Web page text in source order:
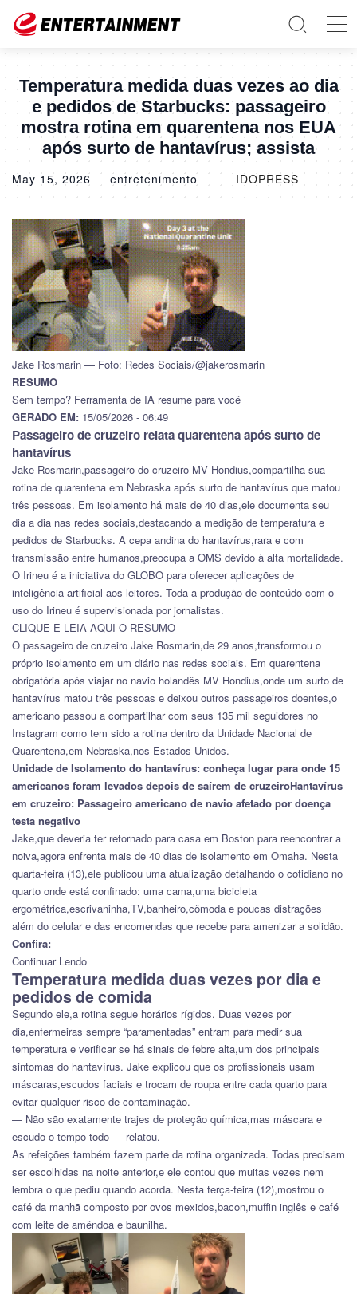
Temperatura medida duas vezes ao dia
e pedidos de Starbucks: passageiro
mostra rotina em quarentena nos EUA
após surto de hantavírus; assista
May 15, 2026 entretenimento IDOPRESS
Jake Rosmarin — Foto: Redes Sociais/@jakerosmarin
RESUMO
Sem tempo? Ferramenta de IA resume para você
GERADO EM: 15/05/2026 - 06:49
Passageiro de cruzeiro relata quarentena após surto de
hantavírus
Jake Rosmarin,passageiro do cruzeiro MV Hondius,compartilha sua
rotina de quarentena em Nebraska após surto de hantavírus que matou
três pessoas. Em isolamento há mais de 40 dias,ele documenta seu
dia a dia nas redes sociais,destacando a medição de temperatura e
pedidos de Starbucks. A cepa andina do hantavírus,rara e com
transmissão entre humanos,preocupa a OMS devido à alta mortalidade.
O Irineu é a iniciativa do GLOBO para oferecer aplicações de
inteligência artificial aos leitores. Toda a produção de conteúdo com o
uso do Irineu é supervisionada por jornalistas.
CLIQUE E LEIA AQUI O RESUMO
O passageiro de cruzeiro Jake Rosmarin,de 29 anos,transformou o
próprio isolamento em um diário nas redes sociais. Em quarentena
obrigatória após viajar no navio holandês MV Hondius,onde um surto de
hantavírus matou três pessoas e deixou outros passageiros doentes,o
americano passou a compartilhar com seus 135 mil seguidores no
Instagram como tem sido a rotina dentro da Unidade Nacional de
Quarentena,em Nebraska,nos Estados Unidos.
Unidade de Isolamento do hantavírus: conheça lugar para onde 15
americanos foram levados depois de saírem de cruzeiroHantavírus
em cruzeiro: Passageiro americano de navio afetado por doença
testa negativo
Jake,que deveria ter retornado para casa em Boston para reencontrar a
noiva,agora enfrenta mais de 40 dias de isolamento em Omaha. Nesta
quarta-feira (13),ele publicou uma atualização detalhando o cotidiano no
quarto onde está confinado: uma cama,uma bicicleta
ergométrica,escrivaninha,TV,banheiro,cômoda e poucas distrações
além do celular e das encomendas que recebe para amenizar a solidão.
Confira:
Continuar Lendo
Temperatura medida duas vezes por dia e
pedidos de comida
Segundo ele,a rotina segue horários rígidos. Duas vezes por
dia,enfermeiras sempre “paramentadas” entram para medir sua
temperatura e verificar se há sinais de febre alta,um dos principais
sintomas do hantavírus. Jake explicou que os profissionais usam
máscaras,escudos faciais e trocam de roupa entre cada quarto para
evitar qualquer risco de contaminação.
— Não são exatamente trajes de proteção química,mas máscara e
escudo o tempo todo — relatou.
As refeições também fazem parte da rotina organizada. Todas precisam
ser escolhidas na noite anterior,e ele contou que muitas vezes nem
lembra o que pediu quando acorda. Nesta terça-feira (12),mostrou o
café da manhã composto por ovos mexidos,bacon,muffin inglês e café
com leite de amêndoa e baunilha.